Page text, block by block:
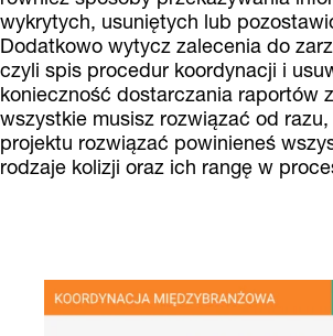
wykrytych, usuniętych lub
Dodatkowo wytycz zalecenia do
czyli spis procedur koordynacji i
konieczność dostarczania raportów
wszystkie musisz rozwiązać od
projektu rozwiązać powinieneś
rodzaje kolizji oraz ich rangę w